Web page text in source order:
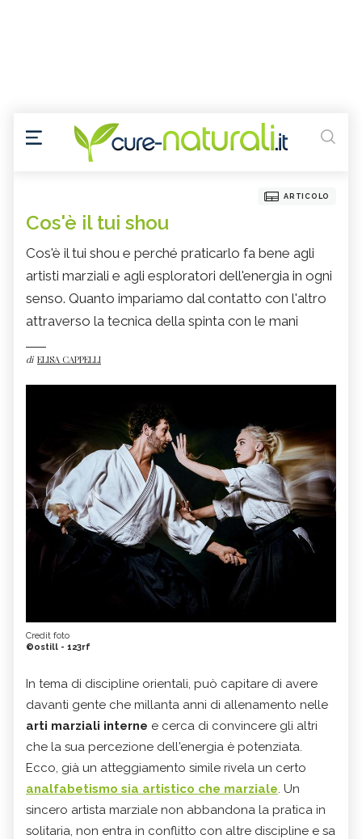
ARTICOLO
Cos'è il tui shou
Cos'è il tui shou e perché praticarlo fa bene agli
artisti marziali e agli esploratori dell'energia in ogni
senso. Quanto impariamo dal contatto con l'altro
attraverso la tecnica della spinta con le mani
di ELISA CAPPELLI
Credit foto
©ostill - 123rf
In tema di discipline orientali, può capitare di avere
davanti gente che millanta anni di allenamento nelle
arti marziali interne e cerca di convincere gli altri
che la sua percezione dell'energia è potenziata.
Ecco, già un atteggiamento simile rivela un certo
analfabetismo sia artistico che marziale . Un
sincero artista marziale non abbandona la pratica in
solitaria, non entra in conflitto con altre discipline e sa